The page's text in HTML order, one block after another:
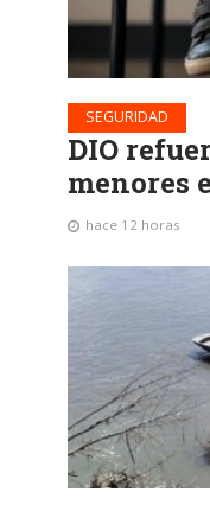
SEGURIDAD
DIO
menores
hace 12 horas